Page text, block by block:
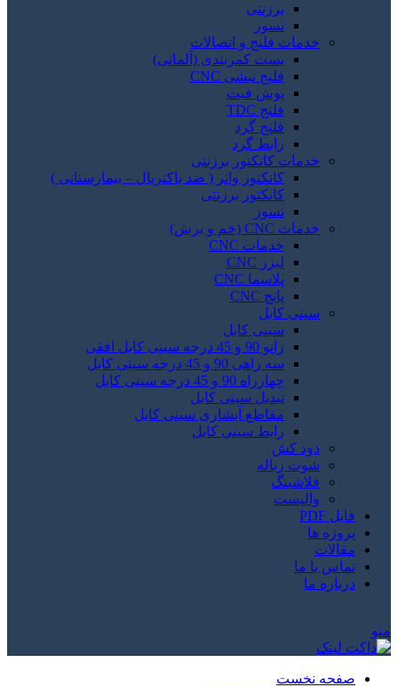
برزنتی
نسوز
خدمات فلنج و اتصالات
بست کمربندی (آلمانی)
فلنج نبشی CNC
پوش فیت
فلنج TDC
فلنج گرد
رابط گرد
خدمات کانکتور برزنتی
کانکتور واتر ( ضد باکتریال – بیمارستانی )
کانکتور برزنتی
نسوز
خدمات CNC (خم و برش)
خدمات CNC
لیزر CNC
پلاسما CNC
پانچ CNC
سینی کابل
سینی کابل
زانو 90 و 45 درجه سینی کابل افقی
سه راهی 90 و 45 درجه سینی کابل
چهارراه 90 و 45 درجه سینی کابل
تبدیل سینی کابل
مقاطع آبشاری سینی کابل
رابط سینی کابل
دود کش
شوت زباله
فلاشینگ
والپست
فایل PDF
پروژه ها
مقالات
تماس با ما
درباره ما
منو
صفحه نخست